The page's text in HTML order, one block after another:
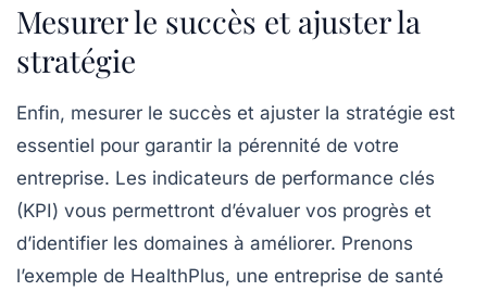
Mesurer le succès et ajuster la
stratégie
Enfin, mesurer le succès et ajuster la stratégie est
essentiel pour garantir la pérennité de votre
entreprise. Les indicateurs de performance clés
(KPI) vous permettront d’évaluer vos progrès et
d’identifier les domaines à améliorer. Prenons
l’exemple de HealthPlus, une entreprise de santé